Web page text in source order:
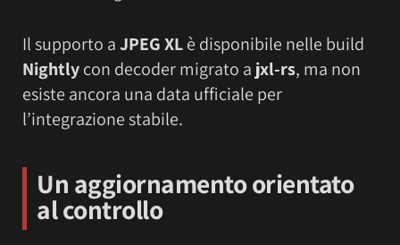
Il supporto aJPEG XLè disponibile nelle build
Nightlycon decoder migrato a jxl-rs, ma non
esiste ancora una data ufficiale per
l’integrazione stabile.
Un aggiornamento orientato
al controllo